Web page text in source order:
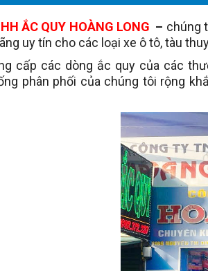
ẮC QUY HOÀNG LONG – chúng
uy tín cho các loại xe ô tô, tàu
cấp các dòng ắc quy của các
phân phối của chúng tôi rộng